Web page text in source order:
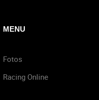
MENU
Fotos
Racing Online